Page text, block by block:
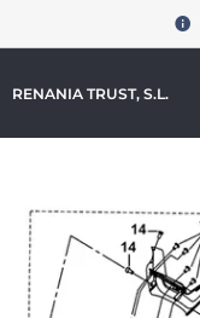
RENANIA TRUST, S.L.